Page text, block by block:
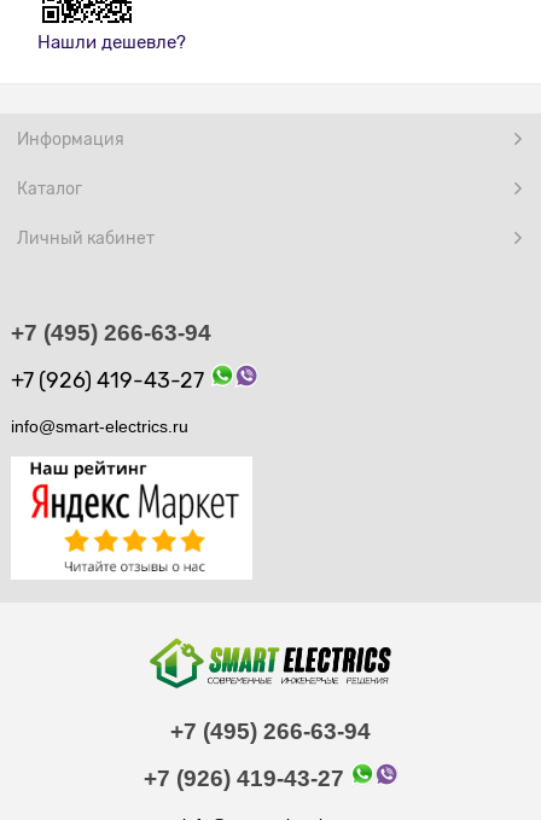
Нашли дешевле?
Информация
Каталог
Личный кабинет
+7 (495) 266-63-94
+7 (926) 419-43-27
info@smart-electrics.ru
+7 (495) 266-63-94
+7 (926) 419-43-27